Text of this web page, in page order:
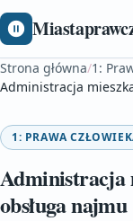
Strona główna/1:
Administracja
1: PRAWA
Administracja
obsługa najmu